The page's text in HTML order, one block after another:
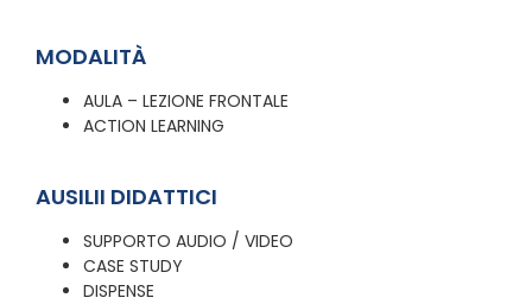
MODALITÀ
AULA – LEZIONE FRONTALE
ACTION LEARNING
AUSILII DIDATTICI
SUPPORTO AUDIO / VIDEO
CASE STUDY
DISPENSE